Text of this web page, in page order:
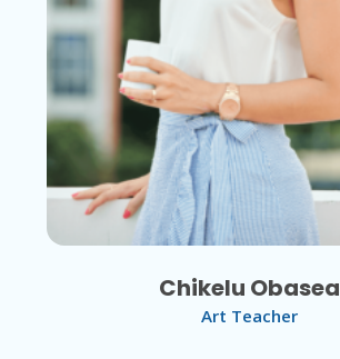
Chikelu Obasea
Art Teacher